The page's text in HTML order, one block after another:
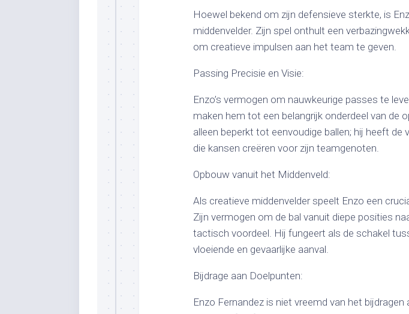
Hoewel bekend om zijn defensieve sterkte, is
middenvelder. Zijn spel onthult een
om creatieve impulsen aan het team te geven.
Passing Precisie en Visie:
Enzo’s vermogen om nauwkeurige passes te
maken hem tot een belangrijk onderdeel van de
alleen beperkt tot eenvoudige ballen; hij heeft
die kansen creëren voor zijn teamgenoten.
Opbouw vanuit het Middenveld:
Als creatieve middenvelder speelt Enzo een
Zijn vermogen om de bal vanuit diepe posities
tactisch voordeel. Hij fungeert als de schakel
vloeiende en gevaarlijke aanval.
Bijdrage aan Doelpunten:
Enzo Fernandez is niet vreemd van het